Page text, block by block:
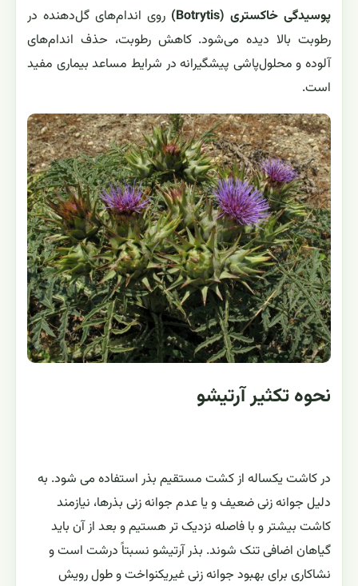
پوسیدگی خاکستری (Botrytis)
روی اندام‌های گل‌دهنده در
رطوبت بالا دیده می‌شود. کاهش رطوبت، حذف اندام‌های
آلوده و محلول‌پاشی پیشگیرانه در شرایط مساعد بیماری مفید
است.
نحوه تکثیر آرتیشو
در کاشت یکساله از کشت مستقیم بذر استفاده می شود. به
دلیل جوانه زنی ضعیف و یا عدم جوانه زنی بذرها، نیازمند
کاشت بیشتر و با فاصله نزدیک تر هستیم و بعد از آن باید
گیاهان اضافی تنک شوند. بذر آرتیشو نسبتاً درشت است و
نشاکاری برای بهبود جوانه زنی غیریکنواخت و طول رویش